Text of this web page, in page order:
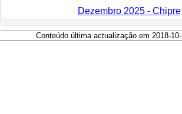
Dezembro 2025 - Chipre
Conteúdo última actualização em 2018-